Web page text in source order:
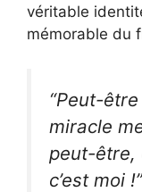
véritable
mémorable du
“Peut-
miracle
peut-être,
c’est moi